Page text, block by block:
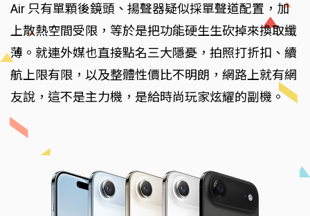
Air 只有單顆後鏡頭、揚聲器疑似採單聲道配置，加
上散熱空間受限，等於是把功能硬生生砍掉來換取纖
薄。就連外媒也直接點名三大隱憂，拍照打折扣、續
航上限有限，以及整體性價比不明朗，網路上就有網
友說，這不是主力機，是給時尚玩家炫耀的副機。